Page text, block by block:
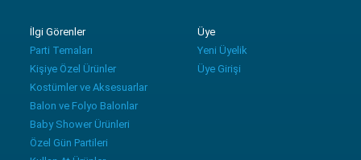
İlgi Görenler
Parti Temaları
Kişiye Özel Ürünler
Kostümler ve Aksesuarlar
Balon ve Folyo Balonlar
Baby Shower Ürünleri
Özel Gün Partileri
Üye
Yeni Üyelik
Üye Girişi